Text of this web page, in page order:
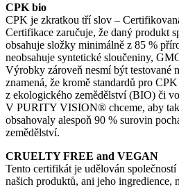
CPK bio
CPK je zkratkou tří slov –
Certifikace zaručuje, že daný produkt
obsahuje složky minimálně z 85 %
neobsahuje syntetické sloučeniny,
Výrobky zároveň nesmí být testované
znamená, že kromě standardů pro
z ekologického zemědělství (BIO) či
V PURITY VISION® chceme, aby
obsahovaly alespoň 90 % surovin
zemědělství.
CRUELTY FREE and VEGAN
Tento certifikát je udělován
našich produktů, ani jeho ingredience,